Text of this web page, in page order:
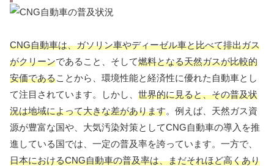
CNG自動車は、ガソリン車やディーゼル車と比べて排出ガス
がクリーンであること、そして燃料となる天然ガスが比較的
安価であることから、環境性能と経済性に優れた自動車とし
て注目されています。しかし、 世界的に見ると、その普及状
況は地域によって大きな差があります。例えば、天然ガス資
源が豊富な国や、大気汚染対策としてCNG自動車の導入を推
進している国では、一定の普及率を誇っています。一方で、
日本におけるCNG自動車の普及率は、まだそれほど高くあり